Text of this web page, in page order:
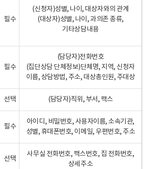
필수
(신청자)성별, 나이, 대상자와의 관계
(대상자)성별, 나이, 과의존 종류,
기타상담내용
필수
(담당자)전화번호
(집단상담 단체정보)단체명, 지역, 신청자
이름, 상담방법, 주소, 대상총인원, 주대상
선택 (담당자)직위, 부서, 팩스
필수
아이디, 비밀번호, 사용자이름, 소속기관,
성별, 휴대폰번호, 이메일, 우편번호, 주소
선택
사무실 전화번호, 팩스번호, 집 전화번호,
상세주소